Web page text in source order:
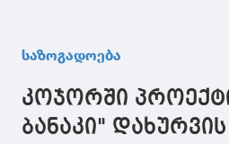
წარმომადგენლებთან
თანამშრომლობის
საკითხები
განიხილა
საზოგადოება
კოჯორში
ბანაკი"